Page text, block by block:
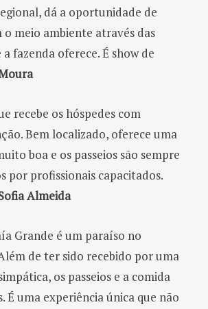
dá a oportunidade de
meio ambiente através das
fazenda oferece. É show de
recebe os hóspedes com
Bem localizado, oferece uma
boa e os passeios são sempre
por profissionais capacitados.
Almeida
Grande é um paraíso no
de ter sido recebido por uma
os passeios e a comida
É uma experiência única que não